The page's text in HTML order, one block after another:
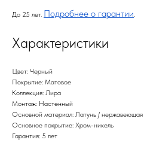
До 25 лет. Подробнее о гарантии.
Характеристики
Цвет: Черный
Покрытие: Матовое
Коллекция: Лира
Монтаж: Настенный
Основной материал: Латунь / нержавеющая
Основное покрытие: Хром-никель
Гарантия: 5 лет